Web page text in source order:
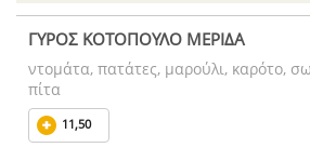
ΓΥΡΟΣ ΚΟΤΟΠΟΥΛΟ ΜΕΡΙΔΑ
ντομάτα, πατάτες, μαρούλι, καρότο,
πίτα
11,50